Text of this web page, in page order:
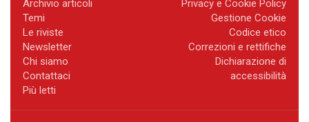
Archivio articoli
Temi
Le riviste
Newsletter
Chi siamo
Contattaci
Più letti
Privacy e Cookie Policy
Gestione Cookie
Codice etico
Correzioni e rettifiche
Dichiarazione di
accessibilità